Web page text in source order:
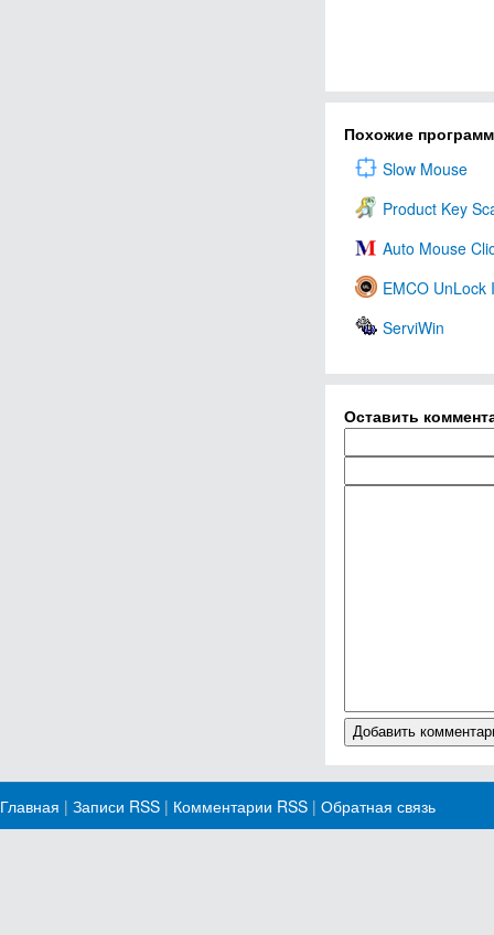
Похожие
Slow Mouse
Product Key
Auto Mouse
EMCO UnLock
ServiWin
Оставить
Главная | Записи RSS | Комментарии RSS | Обратная связь